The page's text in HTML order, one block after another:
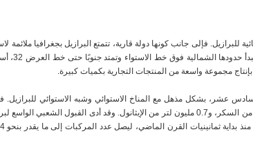
للبرازيل. فإلى جانب كونها دولة قارية، تتمتع البرازيل بجغرافيا
الزراعية.
مجموعة واسعة من المنتجات التجارية بكميات كبيرة.
عشر، بشكل مذهل مع المناخ الاستوائي وشبه الاستوائي للبرازيل.
البلاد تنتج بالفعل 70 مليون طن من قصب السكر، و6 ملايين طن من السكر، و0.7 مليون لتر من الإيثانول.